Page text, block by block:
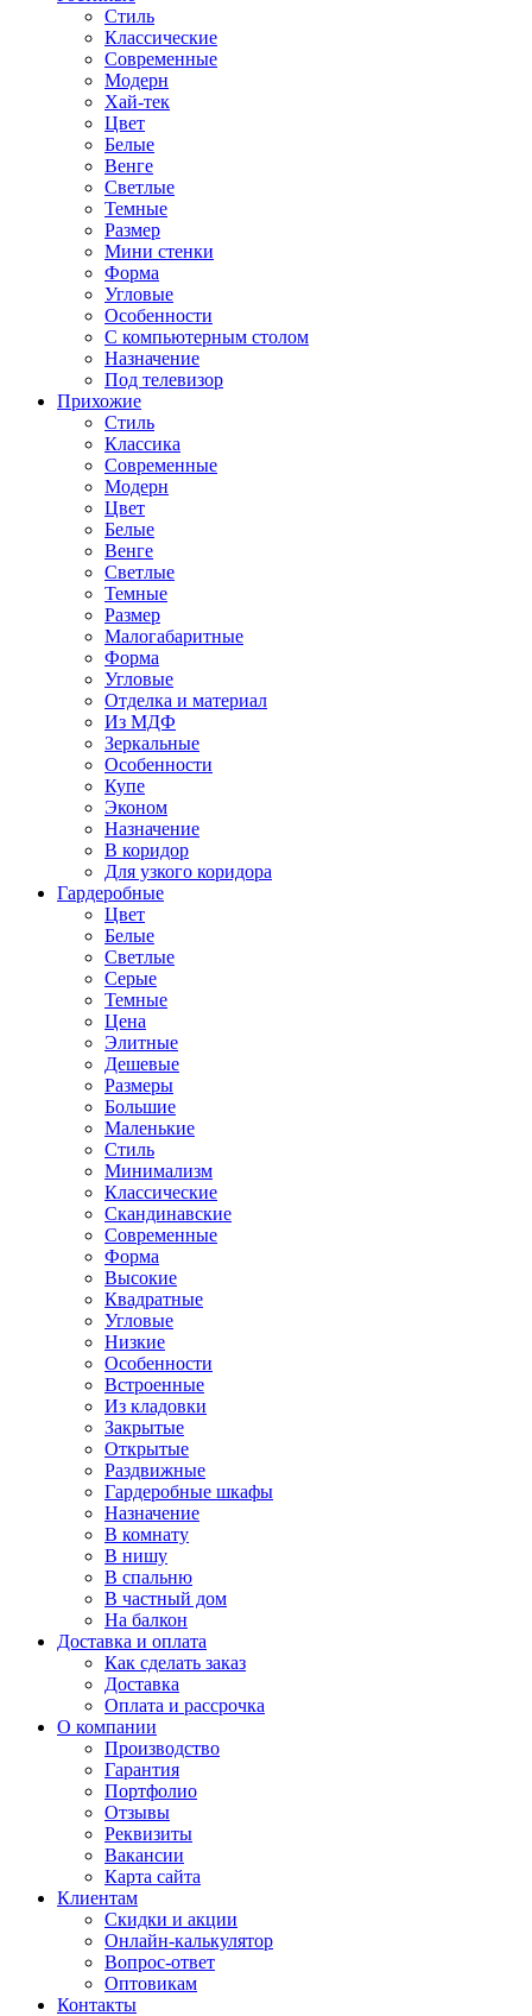
Стиль
Классические
Современные
Модерн
Хай-тек
Цвет
Белые
Венге
Светлые
Темные
Размер
Мини стенки
Форма
Угловые
Особенности
С компьютерным столом
Назначение
Под телевизор
Прихожие
Стиль
Классика
Современные
Модерн
Цвет
Белые
Венге
Светлые
Темные
Размер
Малогабаритные
Форма
Угловые
Отделка и материал
Из МДФ
Зеркальные
Особенности
Купе
Эконом
Назначение
В коридор
Для узкого коридора
Гардеробные
Цвет
Белые
Светлые
Серые
Темные
Цена
Элитные
Дешевые
Размеры
Большие
Маленькие
Стиль
Минимализм
Классические
Скандинавские
Современные
Форма
Высокие
Квадратные
Угловые
Низкие
Особенности
Встроенные
Из кладовки
Закрытые
Открытые
Раздвижные
Гардеробные шкафы
Назначение
В комнату
В нишу
В спальню
В частный дом
На балкон
Доставка и оплата
Как сделать заказ
Доставка
Оплата и рассрочка
О компании
Производство
Гарантия
Портфолио
Отзывы
Реквизиты
Вакансии
Карта сайта
Клиентам
Скидки и акции
Онлайн-калькулятор
Вопрос-ответ
Оптовикам
Контакты